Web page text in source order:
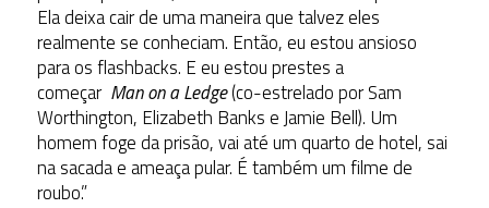
Ela deixa cair de uma maneira que talvez eles
realmente se conheciam. Então, eu estou ansioso
para os flashbacks. E eu estou prestes a
começar Man on a Ledge(co-estrelado por Sam
Worthington, Elizabeth Banks e Jamie Bell). Um
homem foge da prisão, vai até um quarto de hotel, sai
na sacada e ameaça pular. É também um filme de
roubo.”